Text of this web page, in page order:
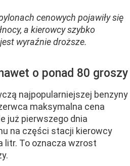
cenowych pojawiły się
a kierowcy szybko
wyraźnie droższe.
o ponad 80 groszy
najpopularniejszej benzyny
maksymalna cena
już pierwszego dnia
na części stacji kierowcy
litr. To oznacza wzrost